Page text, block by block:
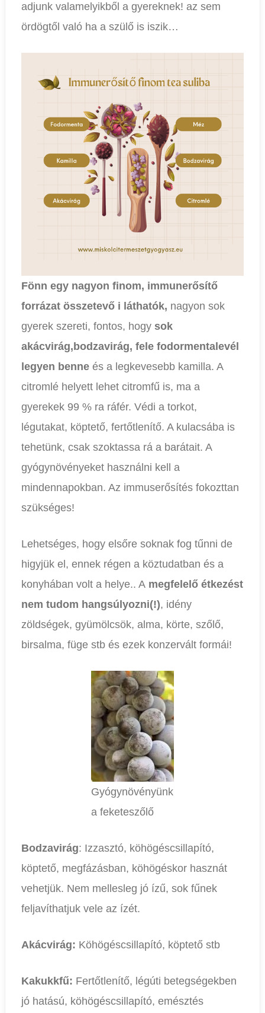
adjunk valamelyikből a gyereknek! az sem
ördögtől való ha a szülő is iszik…
Fönn egy nagyon finom, immunerősítő
forrázat összetevő i láthatók, nagyon sok
gyerek szereti, fontos, hogy sok
akácvirág,bodzavirág, fele fodormentalevél
legyen benne és a legkevesebb kamilla. A
citromlé helyett lehet citromfű is, ma a
gyerekek 99 % ra ráfér. Védi a torkot,
légutakat, köptető, fertőtlenítő. A kulacsába is
tehetünk, csak szoktassa rá a barátait. A
gyógynövényeket használni kell a
mindennapokban. Az immuserősítés fokozttan
szükséges!
Lehetséges, hogy elsőre soknak fog tűnni de
higyjük el, ennek régen a köztudatban és a
konyhában volt a helye.. A megfelelő étkezést
nem tudom hangsúlyozni(!), idény
zöldségek, gyümölcsök, alma, körte, szőlő,
birsalma, füge stb és ezek konzervált formái!
Gyógynövényünk
a feketeszőlő
Bodzavirág: Izzasztó, köhögéscsillapító,
köptető, megfázásban, köhögéskor hasznát
vehetjük. Nem mellesleg jó ízű, sok fűnek
feljavíthatjuk vele az ízét.
Akácvirág: Köhögéscsillapító, köptető stb
Kakukkfű: Fertőtlenítő, légúti betegségekben
jó hatású, köhögéscsillapító, emésztés